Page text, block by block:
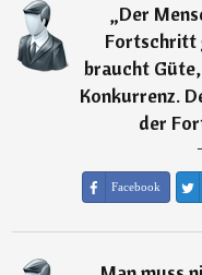
„Der
Fortschritt
braucht
Konkurrenz.
der
Facebook